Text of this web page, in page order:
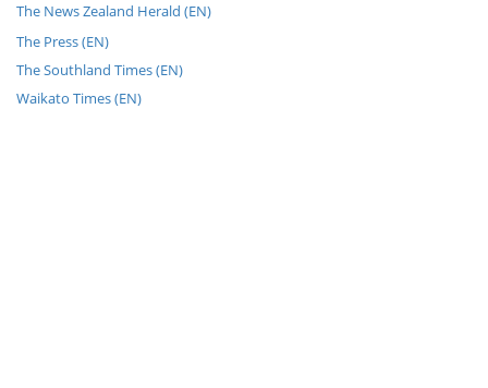
The News Zealand Herald (EN)
The Press (EN)
The Southland Times (EN)
Waikato Times (EN)